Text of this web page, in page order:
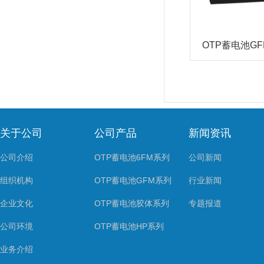
OTP蓄电池
关于公司
公司介绍
组织机构
企业文化
公司环境
业务介绍
公司产品
OTP蓄电池6FM系列
OTP蓄电池GFM系列
OTP蓄电池胶体系列
OTP蓄电池HP系列
新闻资讯
公司新闻
行业新闻
专题报道